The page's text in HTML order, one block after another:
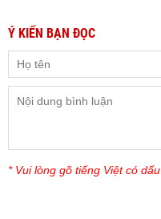
Ý KIẾN BẠN ĐỌC
* Vui lòng gõ tiếng Việt có dấu